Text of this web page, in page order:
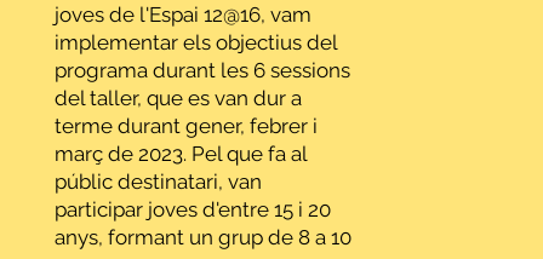
joves de l'Espai 12@16, vam
implementar els objectius del
programa durant les 6 sessions
del taller, que es van dur a
terme durant gener, febrer i
març de 2023. Pel que fa al
públic destinatari, van
participar joves d'entre 15 i 20
anys, formant un grup de 8 a 10